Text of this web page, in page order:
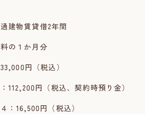
建物賃貸借2年間
の１か月分
円（税込）
112,200円（税込、契約時預り金）
：16,500円（税込）